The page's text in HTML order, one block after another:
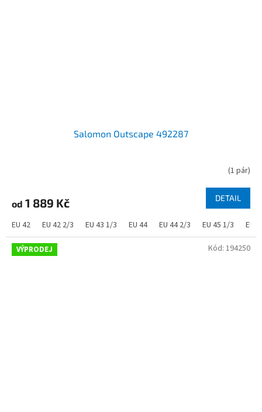
Salomon Outscape 492287
(1 pár)
od 1 889 Kč DETAIL
EU 42 EU 42 2/3 EU 43 1/3 EU 44 EU 44 2/3 EU 45 1/3 EU
VÝPRODEJ Kód: 194250